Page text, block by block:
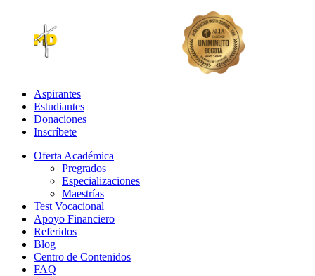
Aspirantes
Estudiantes
Donaciones
Inscríbete
Oferta Académica
Pregrados
Especializaciones
Maestrías
Test Vocacional
Apoyo Financiero
Referidos
Blog
Centro de Contenidos
FAQ